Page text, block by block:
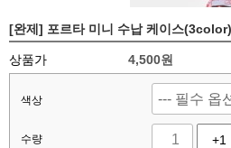
[완제] 포르타 미니 수납 케이스(3color)
상품가 4,500원
색상
수량 +1